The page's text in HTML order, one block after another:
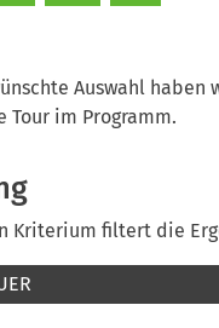
Auswahl haben
Tour im Programm.
Kriterium filtert die